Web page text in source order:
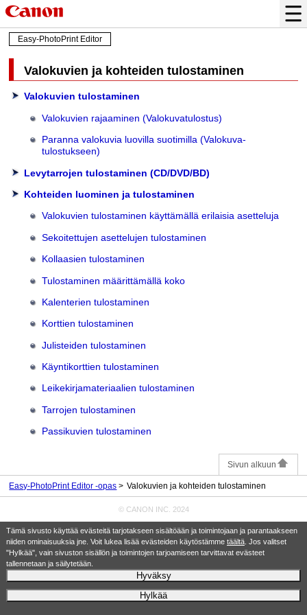
Tämä sivusto käyttää evästeitä tarjotakseen sisältöään ja toimintojaan ja parantaakseen
niiden ominaisuuksia jne. Voit lukea lisää evästeiden käytöstämme täältä. Jos valitset
"Hylkää", vain sivuston sisällön ja toimintojen tarjoamiseen tarvittavat evästeet
tallennetaan ja säilytetään.
Hyväksy
Hylkää
Easy-PhotoPrint Editor
Valokuvien ja kohteiden tulostaminen
Valokuvien tulostaminen
Valokuvien rajaaminen (Valokuvatulostus)
Paranna valokuvia luovilla suotimilla (Valokuva-
tulostukseen)
Levytarrojen tulostaminen (CD/DVD/BD)
Kohteiden luominen ja tulostaminen
Valokuvien tulostaminen käyttämällä erilaisia asetteluja
Sekoitettujen asettelujen tulostaminen
Kollaasien tulostaminen
Tulostaminen määrittämällä koko
Kalenterien tulostaminen
Korttien tulostaminen
Julisteiden tulostaminen
Käyntikorttien tulostaminen
Leikekirjamateriaalien tulostaminen
Tarrojen tulostaminen
Passikuvien tulostaminen
Sivun alkuun
Easy-PhotoPrint Editor -opas Valokuvien ja kohteiden tulostaminen
© CANON INC. 2024